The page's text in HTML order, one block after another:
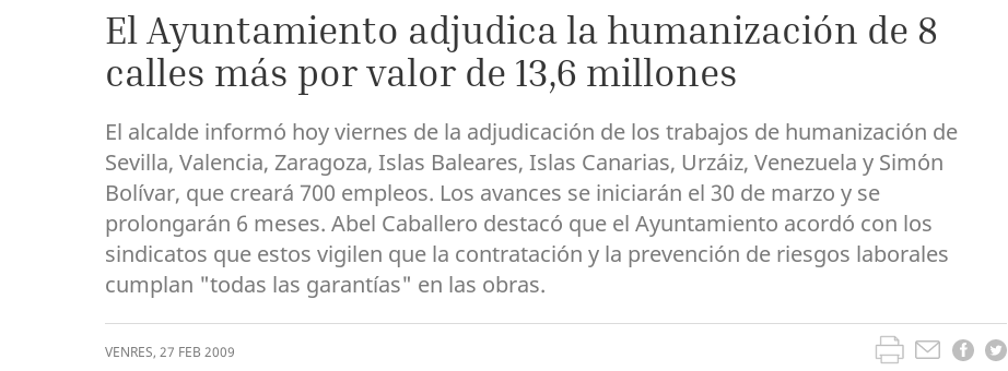
El Ayuntamiento adjudica la humanización de 8
calles más por valor de 13,6 millones
El alcalde informó hoy viernes de la adjudicación de los trabajos de humanización de
Sevilla, Valencia, Zaragoza, Islas Baleares, Islas Canarias, Urzáiz, Venezuela y Simón
Bolívar, que creará 700 empleos. Los avances se iniciarán el 30 de marzo y se
prolongarán 6 meses. Abel Caballero destacó que el Ayuntamiento acordó con los
sindicatos que estos vigilen que la contratación y la prevención de riesgos laborales
cumplan "todas las garantías" en las obras.
VENRES, 27 FEB 2009